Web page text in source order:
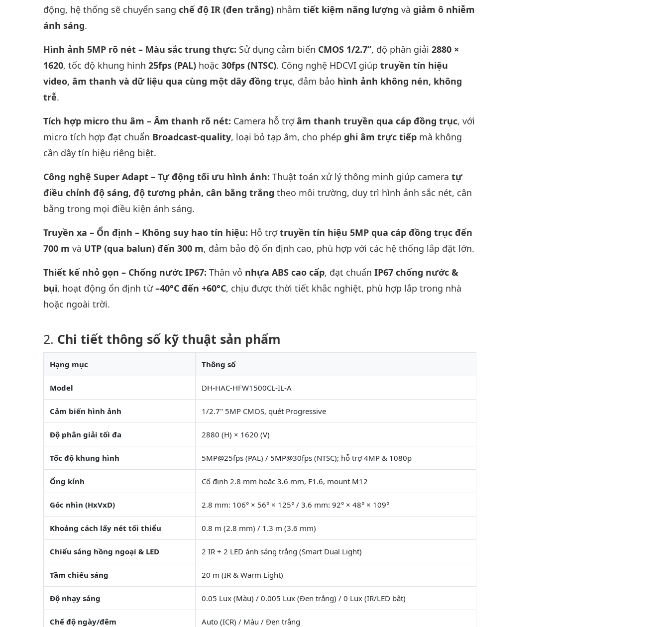
động, hệ thống sẽ chuyển sang chế độ IR (đen trắng) nhằm tiết kiệm năng lượng và giảm ô nhiễm
ánh sáng.
Hình ảnh 5MP rõ nét – Màu sắc trung thực: Sử dụng cảm biến CMOS 1/2.7”, độ phân giải 2880 ×
1620, tốc độ khung hình 25fps (PAL) hoặc 30fps (NTSC). Công nghệ HDCVI giúp truyền tín hiệu
video, âm thanh và dữ liệu qua cùng một dây đồng trục, đảm bảo hình ảnh không nén, không
trễ.
Tích hợp micro thu âm – Âm thanh rõ nét: Camera hỗ trợâm thanh truyền qua cáp đồng trục, với
micro tích hợp đạt chuẩn Broadcast-quality, loại bỏ tạp âm, cho phép ghi âm trực tiếp mà không
cần dây tín hiệu riêng biệt.
Công nghệ Super Adapt – Tự động tối ưu hình ảnh: Thuật toán xử lý thông minh giúp camera tự
điều chỉnh độ sáng, độ tương phản, cân bằng trắng theo môi trường, duy trì hình ảnh sắc nét, cân
bằng trong mọi điều kiện ánh sáng.
Truyền xa – Ổn định – Không suy hao tín hiệu: Hỗ trợtruyền tín hiệu 5MP qua cáp đồng trục đến
700 m và UTP (qua balun) đến 300 m, đảm bảo độ ổn định cao, phù hợp với các hệ thống lắp đặt lớn.
Thiết kế nhỏ gọn – Chống nước IP67: Thân vỏ nhựa ABS cao cấp, đạt chuẩn IP67 chống nước &
bụi, hoạt động ổn định từ–40°C đến +60°C, chịu được thời tiết khắc nghiệt, phù hợp lắp trong nhà
hoặc ngoài trời.
Chi tiết thông số kỹ thuật sản phẩm
Hạng mục Thông số
Model DH-HAC-HFW1500CL-IL-A
Cảm biến hình ảnh 1/2.7" 5MP CMOS, quét Progressive
Độ phân giải tối đa 2880 (H) × 1620 (V)
Tốc độ khung hình 5MP@25fps (PAL) / 5MP@30fps (NTSC); hỗ trợ 4MP & 1080p
Ống kính Cố định 2.8 mm hoặc 3.6 mm, F1.6, mount M12
Góc nhìn (HxVxD) 2.8 mm: 106° × 56° × 125° / 3.6 mm: 92° × 48° × 109°
Khoảng cách lấy nét tối thiểu 0.8 m (2.8 mm) / 1.3 m (3.6 mm)
Chiếu sáng hồng ngoại & LED 2 IR + 2 LED ánh sáng trắng (Smart Dual Light)
Tầm chiếu sáng 20 m (IR & Warm Light)
Độ nhạy sáng 0.05 Lux (Màu) / 0.005 Lux (Đen trắng) / 0 Lux (IR/LED bật)
Chế độ ngày/đêm Auto (ICR) / Màu / Đen trắng